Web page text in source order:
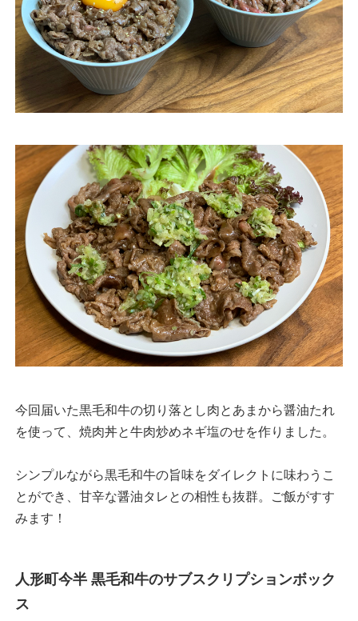
今回届いた黒毛和牛の切り落とし肉とあまから醤油たれ
を使って、焼肉丼と牛肉炒めネギ塩のせを作りました。
シンプルながら黒毛和牛の旨味をダイレクトに味わうこ
とができ、甘辛な醤油タレとの相性も抜群。ご飯がすす
みます！
人形町今半 黒毛和牛のサブスクリプションボック
ス